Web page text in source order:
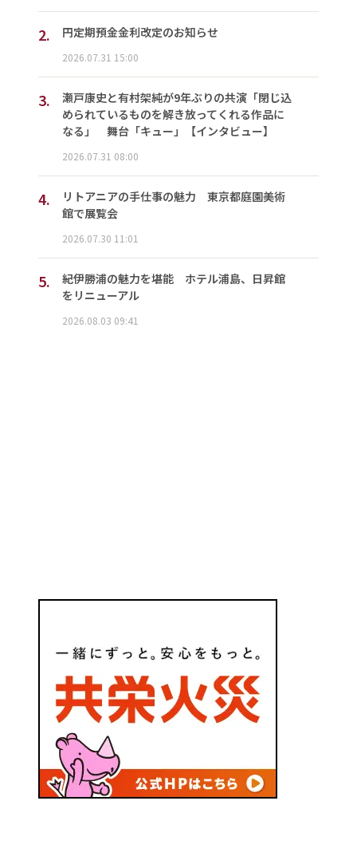
2. 円定期預金金利改定のお知らせ
2026.07.31 15:00
3.
瀬戸康史と有村架純が9年ぶりの共演「閉じ込
められているものを解き放ってくれる作品に
なる」 舞台「キュー」【インタビュー】
2026.07.31 08:00
4.
リトアニアの手仕事の魅力 東京都庭園美術
館で展覧会
2026.07.30 11:01
5.
紀伊勝浦の魅力を堪能 ホテル浦島、日昇館
をリニューアル
2026.08.03 09:41